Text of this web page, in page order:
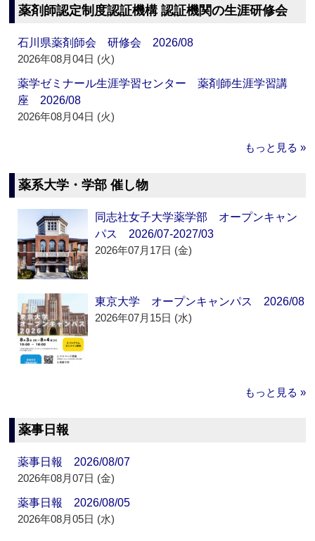
薬剤師認定制度認証機構 認証機関の生涯研修会
石川県薬剤師会 研修会 2026/08
2026年08月04日 (火)
薬学ゼミナール生涯学習センター 薬剤師生涯学習講
座 2026/08
2026年08月04日 (火)
もっと見る »
薬系大学・学部 催し物
同志社女子大学薬学部 オープンキャン
パス 2026/07-2027/03
2026年07月17日 (金)
東京大学 オープンキャンパス 2026/08
2026年07月15日 (水)
もっと見る »
薬事日報
薬事日報 2026/08/07
2026年08月07日 (金)
薬事日報 2026/08/05
2026年08月05日 (水)